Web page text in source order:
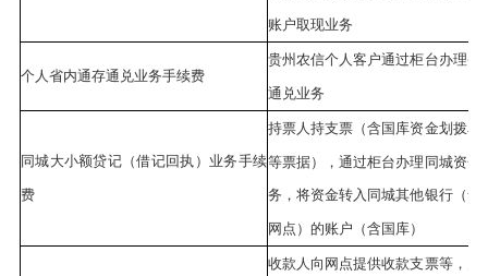
账户取现业务
个人省内通存通兑业务手续费
贵州农信个人客户通过柜台办理省
通兑业务
同城大小额贷记（借记回执）业务手续
费
持票人持支票（含国库资金划拨单
等票据），通过柜台办理同城资金
务，将资金转入同城其他银行（含
网点）的账户（含国库）
收款人向网点提供收款支票等，办